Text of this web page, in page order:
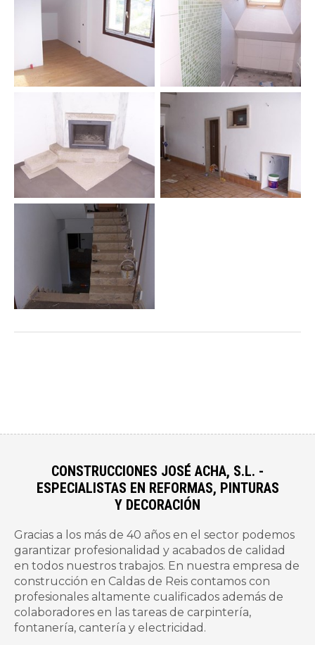
CONSTRUCCIONES JOSÉ ACHA, S.L. -
ESPECIALISTAS EN REFORMAS, PINTURAS
Y DECORACIÓN
Gracias a los más de 40 años en el sector podemos
garantizar profesionalidad y acabados de calidad
en todos nuestros trabajos. En nuestra empresa de
construcción en Caldas de Reis contamos con
profesionales altamente cualificados además de
colaboradores en las tareas de carpintería,
fontanería, cantería y electricidad.